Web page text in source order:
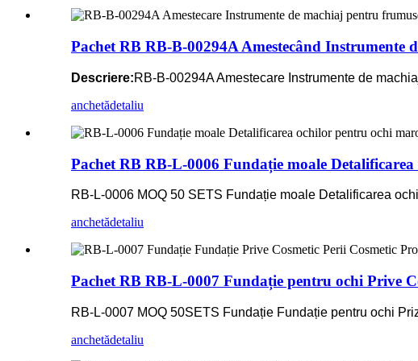
Pachet RB RB-B-00294A Amestecând Instrumente
Descriere:RB-B-00294A Amestecare Instrumente de
anchetădetaliu
Pachet RB RB-L-0006 Fundație moale
RB-L-0006 MOQ 50 SETS Fundație moale Detalificarea
anchetădetaliu
Pachet RB RB-L-0007 Fundație pentru ochi Prive
RB-L-0007 MOQ 50SETS Fundație Fundație pentru ochi
anchetădetaliu